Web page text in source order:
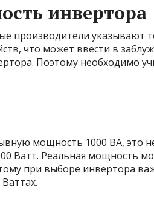
инвертора
производители указывают
что может ввести в
Поэтому необходимо
мощность 1000 ВА, это
Ватт. Реальная мощность
при выборе инвертора